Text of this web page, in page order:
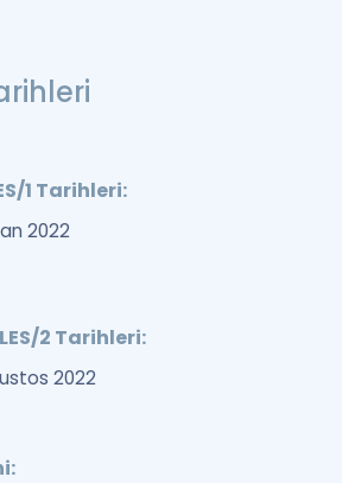
1 Tarihleri:
2022
2 Tarihleri:
2022